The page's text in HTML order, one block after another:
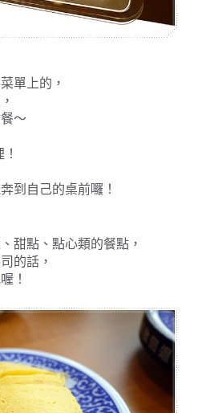
單上的，
～
到自己的桌前囉！
甜點、點心類的餐點，
的話，
！